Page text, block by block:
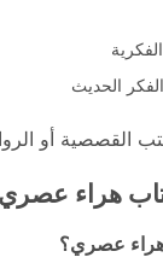
الحديث
أو
هراء عصري
هراء عصري؟